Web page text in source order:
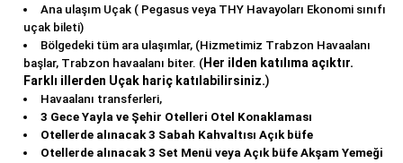
Ana ulaşım Uçak ( Pegasus veya THY Havayoları Ekonomi sınıfı
uçak bileti)
Bölgedeki tüm ara ulaşımlar, (Hizmetimiz Trabzon Havaalanı
başlar, Trabzon havaalanı biter. ( Her ilden katılıma açıktır.
Farklı illerden Uçak hariç katılabilirsiniz.)
Havaalanı transferleri,
3 Gece Yayla ve Şehir Otelleri Otel Konaklaması
Otellerde alınacak 3 Sabah Kahvaltısı Açık büfe
Otellerde alınacak 3 Set Menü veya Açık büfe Akşam Yemeği